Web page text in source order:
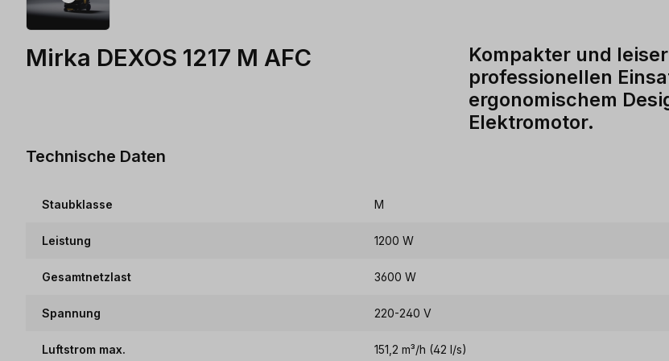
Mirka DEXOS 1217 M AFC
Kompakter und
professionellen
ergonomischem
Elektromotor.
Technische Daten
Staubklasse M
Leistung 1200 W
Gesamtnetzlast 3600 W
Spannung 220-240 V
Luftstrom max. 151,2 m³/h (42 l/s)